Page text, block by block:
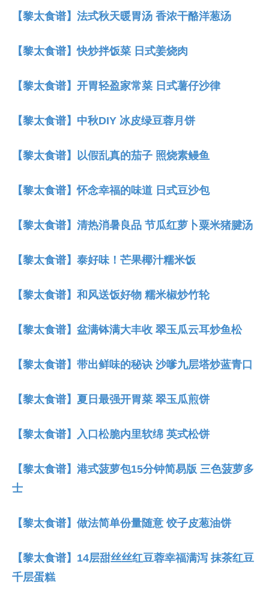
【黎太食谱】法式秋天暖胃汤 香浓干酪洋葱汤
【黎太食谱】快炒拌饭菜 日式姜烧肉
【黎太食谱】开胃轻盈家常菜 日式薯仔沙律
【黎太食谱】中秋DIY 冰皮绿豆蓉月饼
【黎太食谱】以假乱真的茄子 照烧素鳗鱼
【黎太食谱】怀念幸福的味道 日式豆沙包
【黎太食谱】清热消暑良品 节瓜红萝卜粟米猪腱汤
【黎太食谱】泰好味！芒果椰汁糯米饭
【黎太食谱】和风送饭好物 糯米椒炒竹轮
【黎太食谱】盆满钵满大丰收 翠玉瓜云耳炒鱼松
【黎太食谱】带出鲜味的秘诀 沙嗲九层塔炒蓝青口
【黎太食谱】夏日最强开胃菜 翠玉瓜煎饼
【黎太食谱】入口松脆内里软绵 英式松饼
【黎太食谱】港式菠萝包15分钟简易版 三色菠萝多
士
【黎太食谱】做法简单份量随意 饺子皮葱油饼
【黎太食谱】14层甜丝丝红豆蓉幸福满泻 抹茶红豆
千层蛋糕